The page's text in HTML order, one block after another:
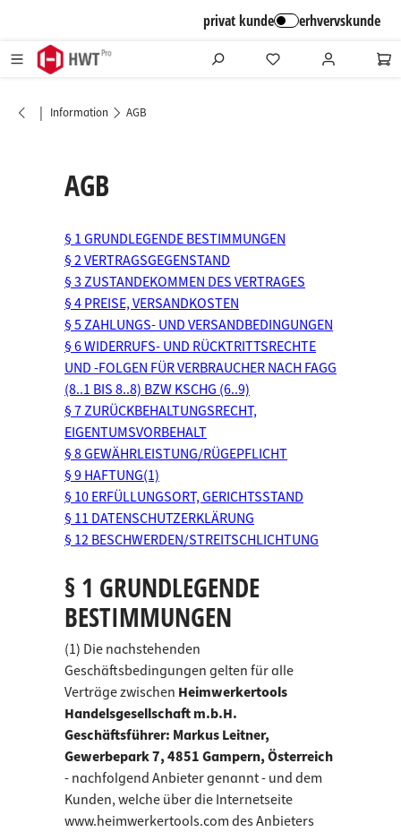
privat kunde erhvervskunde
| Information AGB
AGB
§ 1 GRUNDLEGENDE BESTIMMUNGEN
§ 2 VERTRAGSGEGENSTAND
§ 3 ZUSTANDEKOMMEN DES VERTRAGES
§ 4 PREISE, VERSANDKOSTEN
§ 5 ZAHLUNGS- UND VERSANDBEDINGUNGEN
§ 6 WIDERRUFS- UND RÜCKTRITTSRECHTE
UND -FOLGEN FÜR VERBRAUCHER NACH FAGG
(8..1 BIS 8..8) BZW KSCHG (6..9)
§ 7 ZURÜCKBEHALTUNGSRECHT,
EIGENTUMSVORBEHALT
§ 8 GEWÄHRLEISTUNG/RÜGEPFLICHT
§ 9 HAFTUNG(1)
§ 10 ERFÜLLUNGSORT, GERICHTSSTAND
§ 11 DATENSCHUTZERKLÄRUNG
§ 12 BESCHWERDEN/STREITSCHLICHTUNG
§ 1 GRUNDLEGENDE
BESTIMMUNGEN
(1) Die nachstehenden
Geschäftsbedingungen gelten für alle
Verträge zwischen Heimwerkertools
Handelsgesellschaft m.b.H.
Geschäftsführer: Markus Leitner,
Gewerbepark 7, 4851 Gampern, Österreich
- nachfolgend Anbieter genannt - und dem
Kunden, welche über die Internetseite
www.heimwerkertools.com des Anbieters